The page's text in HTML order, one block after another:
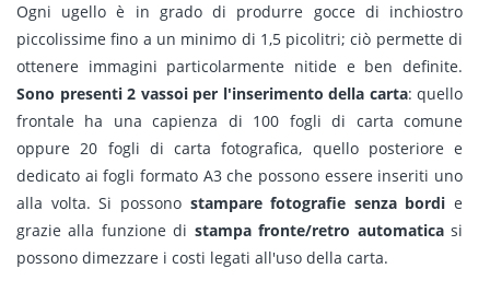
Ogni ugello è in grado di produrre gocce di inchiostro
piccolissime fino a un minimo di 1,5 picolitri; ciò permette di
ottenere immagini particolarmente nitide e ben definite.
Sono presenti 2 vassoi per l'inserimento della carta: quello
frontale ha una capienza di 100 fogli di carta comune
oppure 20 fogli di carta fotografica, quello posteriore e
dedicato ai fogli formato A3 che possono essere inseriti uno
alla volta. Si possono stampare fotografie senza bordi e
grazie alla funzione di stampa fronte/retro automaticasi
possono dimezzare i costi legati all'uso della carta.